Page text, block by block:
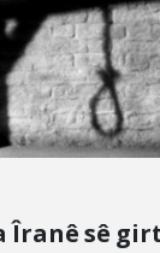
Îranê sê